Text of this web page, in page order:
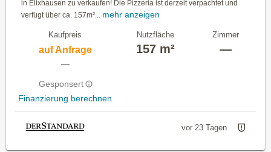
in Elixhausen zu verkaufen! Die Pizzeria ist derzeit verpachtet und
verfügt über ca. 157m²... mehr anzeigen
Kaufpreis
auf Anfrage
—
Gesponsert
Finanzierung berechnen
Nutzfläche
157 m²
Zimmer
—
vor 23 Tagen